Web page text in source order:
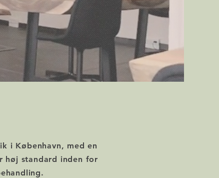
i København, med en
høj standard inden for